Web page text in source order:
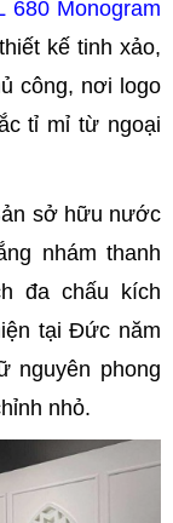
680 Monogram
kế tinh xảo,
công, nơi logo
tỉ mỉ từ ngoại
sở hữu nước
nhám thanh
đa chấu kích
tại Đức năm
nguyên phong
nhỏ.